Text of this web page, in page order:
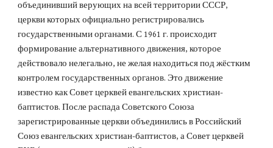
объединивший верующих на всей территории СССР,
церкви которых официально регистрировались
государственными органами. С 1961 г. происходит
формирование альтернативного движения, которое
действовало нелегально, не желая находиться под жёстким
контролем государственных органов. Это движение
известно как Совет церквей евангельских христиан-
баптистов. После распада Советского Союза
зарегистрированные церкви объединились в Российский
Союз евангельских христиан-баптистов, а Совет церквей